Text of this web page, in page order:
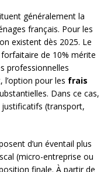
généralement la
français. Pour les
existent dès 2025. Le
de 10% mérite
professionnelles
pour les frais
Dans ce cas,
(transport,
d’un éventail plus
(micro-entreprise ou
finale. À partir de